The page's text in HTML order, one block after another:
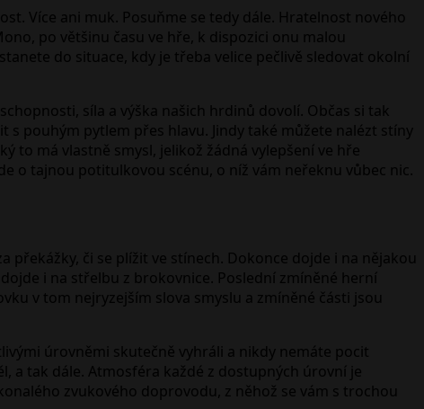
Více ani muk. Posuňme se tedy dále. Hratelnost nového
po většinu času ve hře, k dispozici onu malou
do situace, kdy je třeba velice pečlivě sledovat okolní
síla a výška našich hrdinů dovolí. Občas si tak
pouhým pytlem přes hlavu. Jindy také můžete nalézt stíny
to má vlastně smysl, jelikož žádná vylepšení ve hře
o tajnou potitulkovou scénu, o níž vám neřeknu vůbec nic.
či se plížit ve stínech. Dokonce dojde i na nějakou
i na střelbu z brokovnice. Poslední zmíněné herní
v tom nejryzejším slova smyslu a zmíněné části jsou
úrovněmi skutečně vyhráli a nikdy nemáte pocit
a tak dále. Atmosféra každé z dostupných úrovní je
zvukového doprovodu, z něhož se vám s trochou